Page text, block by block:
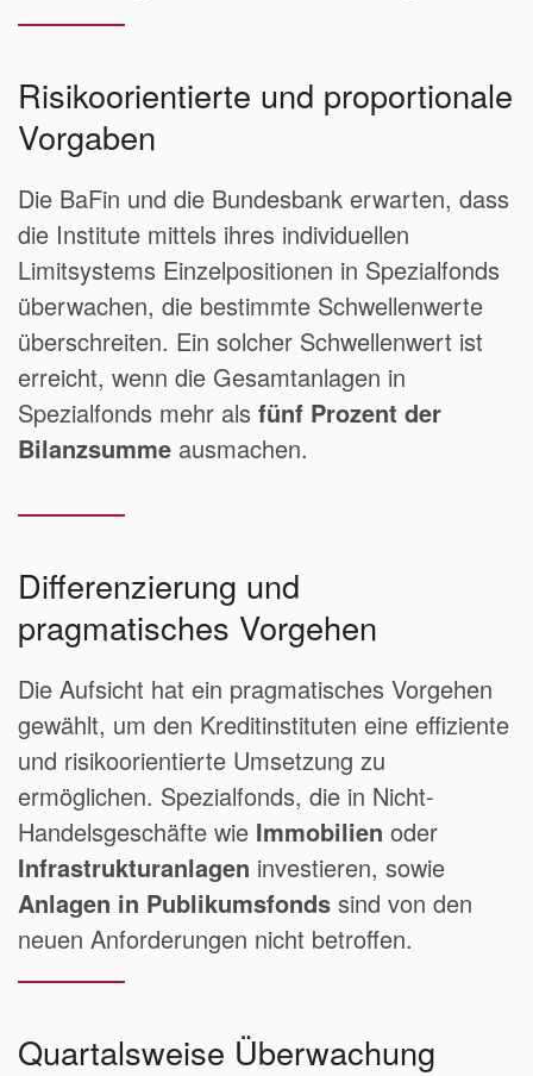
Risikoorientierte und proportionale
Vorgaben
Die BaFin und die Bundesbank erwarten, dass
die Institute mittels ihres individuellen
Limitsystems Einzelpositionen in Spezialfonds
überwachen, die bestimmte Schwellenwerte
überschreiten. Ein solcher Schwellenwert ist
erreicht, wenn die Gesamtanlagen in
Spezialfonds mehr als fünf Prozent der
Bilanzsumme ausmachen.
Differenzierung und
pragmatisches Vorgehen
Die Aufsicht hat ein pragmatisches Vorgehen
gewählt, um den Kreditinstituten eine effiziente
und risikoorientierte Umsetzung zu
ermöglichen. Spezialfonds, die in Nicht-
Handelsgeschäfte wie Immobilien oder
Infrastrukturanlagen investieren, sowie
Anlagen in Publikumsfonds sind von den
neuen Anforderungen nicht betroffen.
Quartalsweise Überwachung